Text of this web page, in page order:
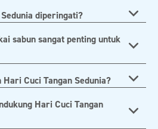
diperingati?
sabun sangat penting untuk
Cuci Tangan Sedunia?
Hari Cuci Tangan